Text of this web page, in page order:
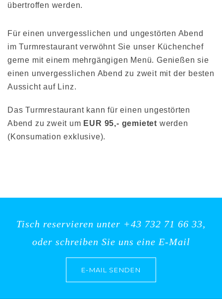
übertroffen werden.
Für einen unvergesslichen und ungestörten Abend
im Turmrestaurant verwöhnt Sie unser Küchenchef
gerne mit einem mehrgängigen Menü. Genießen sie
einen unvergesslichen Abend zu zweit mit der besten
Aussicht auf Linz.
Das Turmrestaurant kann für einen ungestörten
Abend zu zweit um EUR 95,- gemietet werden
(Konsumation exklusive).
Tisch reservieren unter +43 732 71 66 33,
oder schreiben Sie uns eine E-Mail
E-MAIL SENDEN